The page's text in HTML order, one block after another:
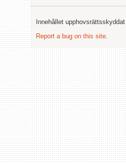
Innehållet
Report a bug on this site